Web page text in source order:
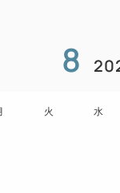
8
火 水